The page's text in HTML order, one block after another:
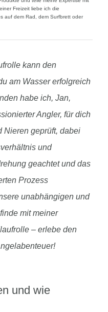
Freizeit liebe ich die
auf dem Rad, dem Surfbrett oder
kann den
am Wasser erfolgreich
habe ich, Jan,
Angler, für dich
Nieren geprüft, dabei
und
geachtet und das
Prozess
unabhängigen und
mit meiner
– erlebe den
und wie